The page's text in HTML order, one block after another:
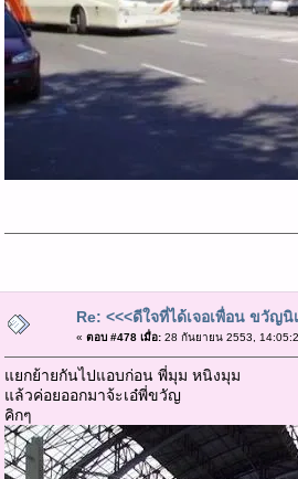
Re: <<<ดีใจที่ได้เจอเพื่อน ขวัญนิ
« ตอบ #478 เมื่อ:28 กันยายน 2553,
แยกย้ายกันไปแอบก่อน พี่มุม หนิงมุม
แล้วค่อยออกมาจ้ะเอ๋พี่ขวัญ
คิกๆ